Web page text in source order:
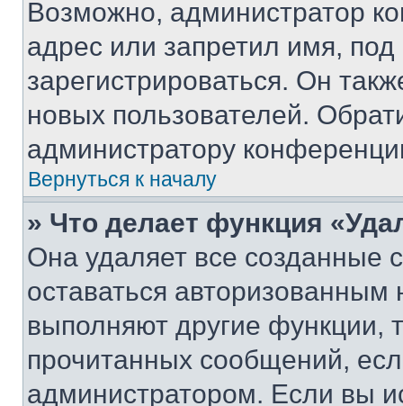
Возможно, администратор
адрес или запретил имя,
зарегистрироваться. Он
новых пользователей.
администратору
Вернуться к началу
» Что делает функция
Она удаляет все созданные
оставаться
выполняют другие функции,
прочитанных сообщений,
администратором. Если вы